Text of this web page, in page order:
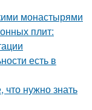
монастырями
плит:
есть в
нужно знать